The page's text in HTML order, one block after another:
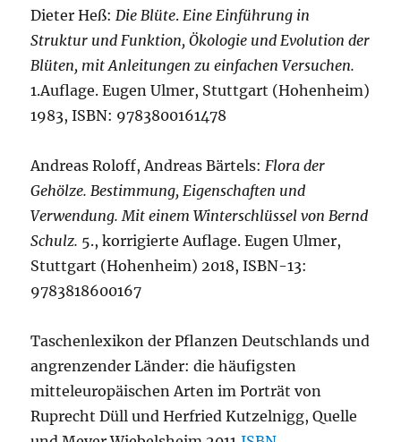
Dieter Heß:Die Blüte. Eine Einführung in
Struktur und Funktion, Ökologie und Evolution der
Blüten, mit Anleitungen zu einfachen Versuchen.
1.Auflage. Eugen Ulmer, Stuttgart (Hohenheim)
1983, ISBN: 9783800161478
Andreas Roloff, Andreas Bärtels:Flora der
Gehölze. Bestimmung, Eigenschaften und
Verwendung. Mit einem Winterschlüssel von Bernd
Schulz. 5., korrigierte Auflage. Eugen Ulmer,
Stuttgart (Hohenheim) 2018, ISBN-13:
9783818600167
Taschenlexikon der Pflanzen Deutschlands und
angrenzender Länder: die häufigsten
mitteleuropäischen Arten im Porträt von
Ruprecht Düll und Herfried Kutzelnigg, Quelle